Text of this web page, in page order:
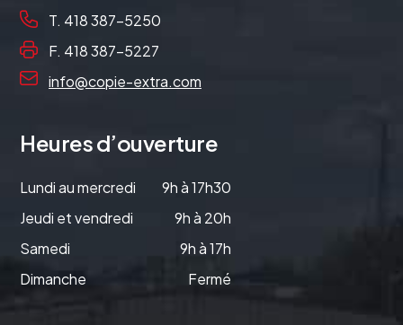
T. 418 387-5250
F. 418 387-5227
info@copie-extra.com
Heures d’ouverture
Lundi au mercredi
9h à 17h30
Jeudi et vendredi
9h à 20h
Samedi
9h à 17h
Dimanche
Fermé